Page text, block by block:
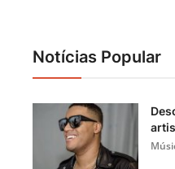
Notícias Popular